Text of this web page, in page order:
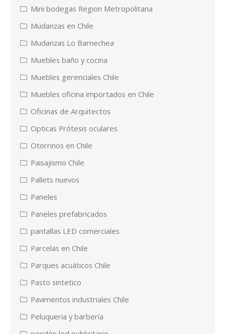
Mini bodegas Region Metropolitana
Mudanzas en Chile
Mudanzas Lo Barnechea
Muebles baño y cocina
Muebles gerenciales Chile
Muebles oficina importados en Chile
Oficinas de Arquitectos
Opticas Prótesis oculares
Otorrinos en Chile
Paisajismo Chile
Pallets nuevos
Paneles
Paneles prefabricados
pantallas LED comerciales
Parcelas en Chile
Parques acuáticos Chile
Pasto sintetico
Pavimentos industriales Chile
Peluqueria y barbería